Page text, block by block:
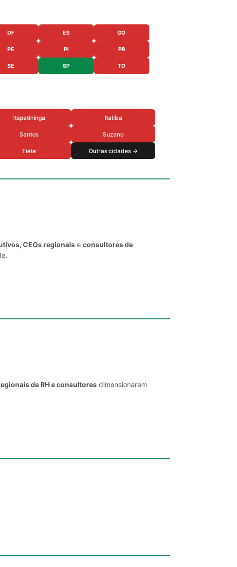
DF ES GO
PE PI PR
SE SP TO
Itapetininga Itatiba
Santos Suzano
Tiete Outras cidades →
CEOs regionais e consultores de
de RH e consultores dimensionarem